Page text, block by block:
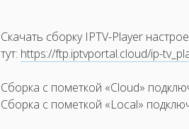
Скачать сборку IPTV-Player
тут: https://ftp.iptvportal.cloud/ip-
Сборка с пометкой «Cloud»
Сборка с пометкой «Local»